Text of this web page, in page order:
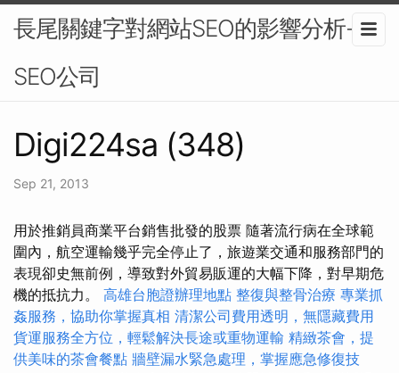
長尾關鍵字對網站SEO的影響分析-
SEO公司
Digi224sa (348)
Sep 21, 2013
用於推銷員商業平台銷售批發的股票 隨著流行病在全球範
圍內，航空運輸幾乎完全停止了，旅遊業交通和服務部門的
表現卻史無前例，導致對外貿易販運的大幅下降，對早期危
機的抵抗力。 高雄台胞證辦理地點 整復與整骨治療 專業抓
姦服務，協助你掌握真相 清潔公司費用透明，無隱藏費用
貨運服務全方位，輕鬆解決長途或重物運輸 精緻茶會，提
供美味的茶會餐點 牆壁漏水緊急處理，掌握應急修復技